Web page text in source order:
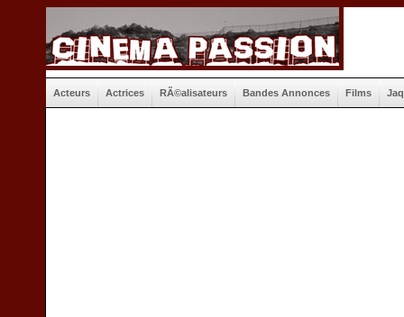
Acteurs Actrices RÃ©alisateurs Bandes Annonces Films